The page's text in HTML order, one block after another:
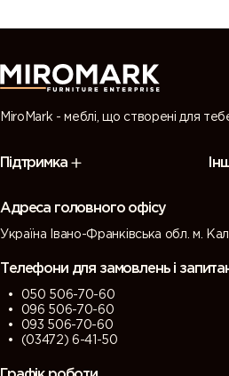
MiroMark - меблі, що створені для
Підтримка
Адреса головного офісу
Україна Івано-Франківська обл. м.
Телефони для замовлень і
050 506-70-60
096 506-70-60
093 506-70-60
(03472) 6-41-50